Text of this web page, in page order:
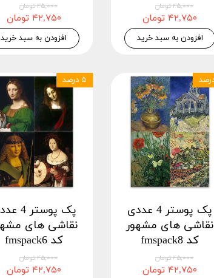
۴۵,۰۰۰ تومان
۴۲,۷۵۰ تومان
افزودن به سبد خرید
۴۵,۰۰۰ تومان
۴۲,۷۵۰ تومان
افزودن به سبد خرید
پک پوستر 4 عددی
نقاشی های مشهور
کد fmspack8
۴۵,۰۰۰ تومان
۴۲,۷۵۰ تومان
پک پوستر
نقاشی های
کد fmspack6
۴۵,۰۰۰ تومان
۴۲,۷۵۰ تومان
۵ درصد